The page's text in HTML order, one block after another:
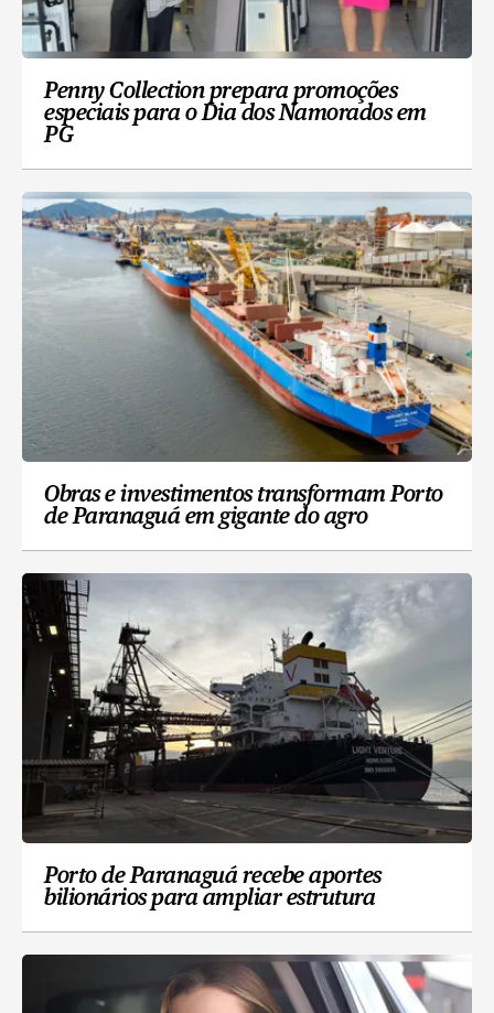
Penny Collection prepara promoções
especiais para o Dia dos Namorados em
PG
Obras e investimentos transformam Porto
de Paranaguá em gigante do agro
Porto de Paranaguá recebe aportes
bilionários para ampliar estrutura